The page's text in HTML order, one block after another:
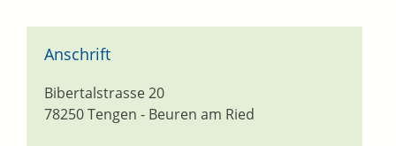
Anschrift
Bibertalstrasse 20
78250Tengen - Beuren am Ried